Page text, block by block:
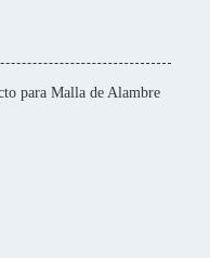
para Malla de Alambre